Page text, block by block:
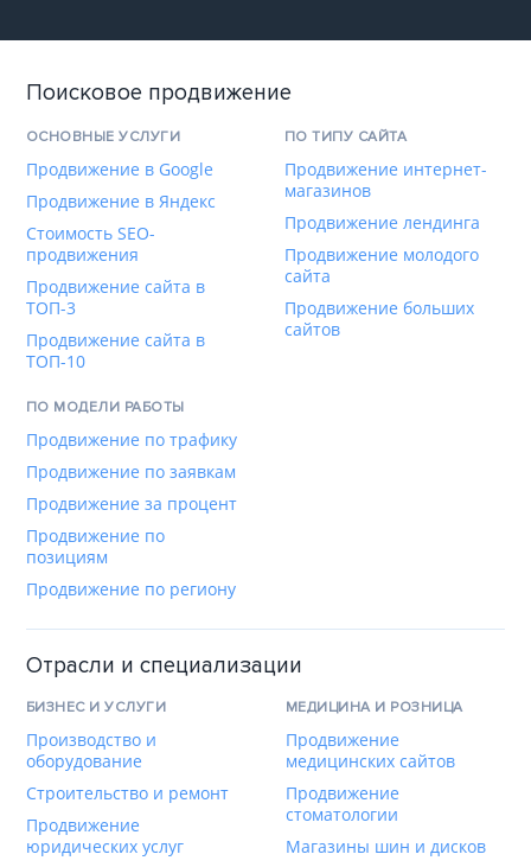
Поисковое продвижение
ОСНОВНЫЕ УСЛУГИ
Продвижение в Google
Продвижение в Яндекс
Стоимость SEO-
продвижения
Продвижение сайта в
ТОП-3
Продвижение сайта в
ТОП-10
ПО ТИПУ САЙТА
Продвижение интернет-
магазинов
Продвижение лендинга
Продвижение молодого
сайта
Продвижение больших
сайтов
ПО МОДЕЛИ РАБОТЫ
Продвижение по трафику
Продвижение по заявкам
Продвижение за процент
Продвижение по
позициям
Продвижение по региону
Отрасли и специализации
БИЗНЕС И УСЛУГИ
Производство и
оборудование
Строительство и ремонт
Продвижение
юридических услуг
МЕДИЦИНА И РОЗНИЦА
Продвижение
медицинских сайтов
Продвижение
стоматологии
Магазины шин и дисков